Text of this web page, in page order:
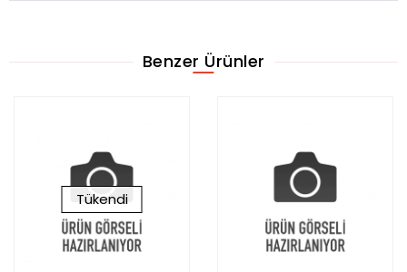
Benzer Ürünler
Tükendi